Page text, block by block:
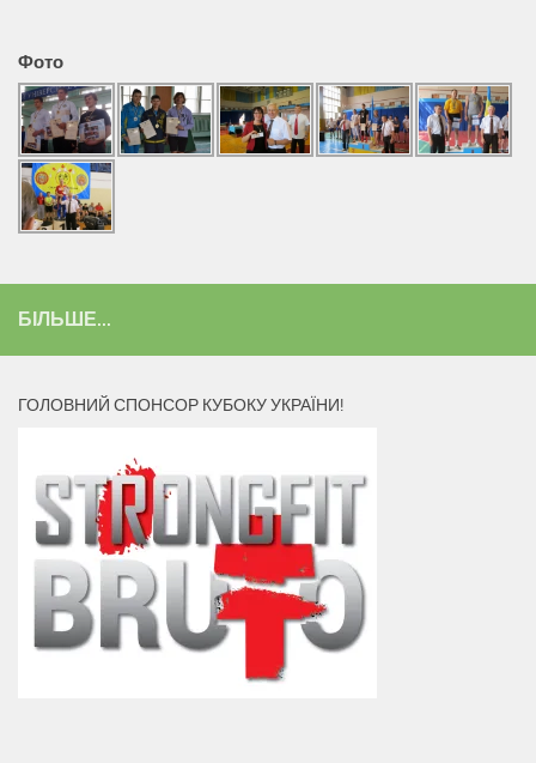
Фото
БІЛЬШЕ...
ГОЛОВНИЙ СПОНСОР КУБОКУ УКРАЇНИ!